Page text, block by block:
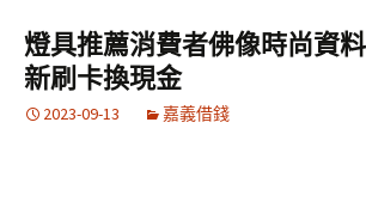
容
區
燈具推薦消費者佛像時尚資
新刷卡換現金
2023-09-13 嘉義借錢